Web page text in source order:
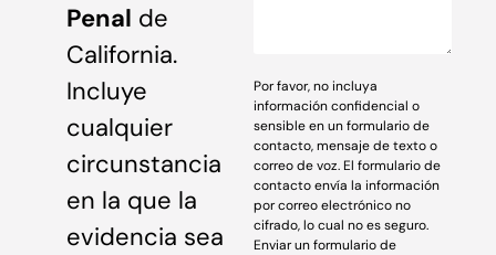
Penal de
California.
Incluye
cualquier
circunstancia
en la que la
evidencia sea
Por favor, no incluya
información confidencial o
sensible en un formulario de
contacto, mensaje de texto o
correo de voz. El formulario de
contacto envía la información
por correo electrónico no
cifrado, lo cual no es seguro.
Enviar un formulario de